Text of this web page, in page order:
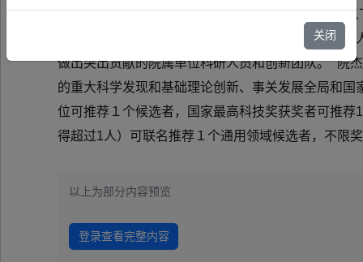
求，为做好2025年度中国科学院杰出科技成就奖（
技前沿、面向经济主战场、面向国家重大需求、面
做出突出贡献的院属单位科研人员和创新团队。 “院
的重大科学发现和基础理论创新、事关发展全局和
位可推荐１个候选者，国家最高科技奖获奖者可推
得超过1人）可联名推荐１个通用领域候选者，不限
以上为部分内容预览
登录查看完整内容
关闭